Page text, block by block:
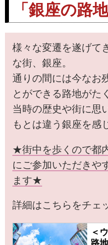
「銀座の路
様々な変遷を遂げて
な街、銀座。
通りの間には今なお
とができる路地がた
当時の歴史や街に思
もとは違う銀座を感
★街中を歩くので都
にご参加いただきや
ます★
詳細はこちらをチェ
＜
路